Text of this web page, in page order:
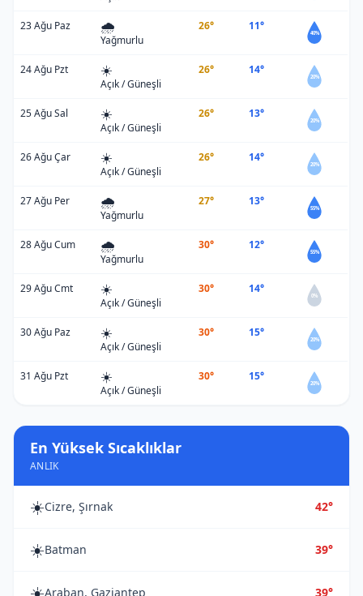
23 Ağu Paz 🌧️
Yağmurlu
26° 11°
40%
24 Ağu Pzt ☀️
Açık / Güneşli
26° 14°
20%
25 Ağu Sal ☀️
Açık / Güneşli
26° 13°
20%
26 Ağu Çar ☀️
Açık / Güneşli
26° 14°
20%
27 Ağu Per 🌧️
Yağmurlu
27° 13°
55%
28 Ağu Cum 🌧️
Yağmurlu
30° 12°
55%
29 Ağu Cmt ☀️
Açık / Güneşli
30° 14°
0%
30 Ağu Paz ☀️
Açık / Güneşli
30° 15°
20%
31 Ağu Pzt ☀️
Açık / Güneşli
30° 15°
20%
En Yüksek Sıcaklıklar
ANLIK
☀️Cizre, Şırnak 42°
☀️Batman 39°
Araban, Gaziantep 39°